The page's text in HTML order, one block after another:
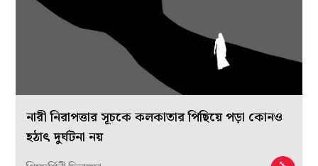
নারী নিরাপত্তার সূচকে কলকাতার পিছিয়ে পড়া কোনও
হঠাৎ দুর্ঘটনা নয়